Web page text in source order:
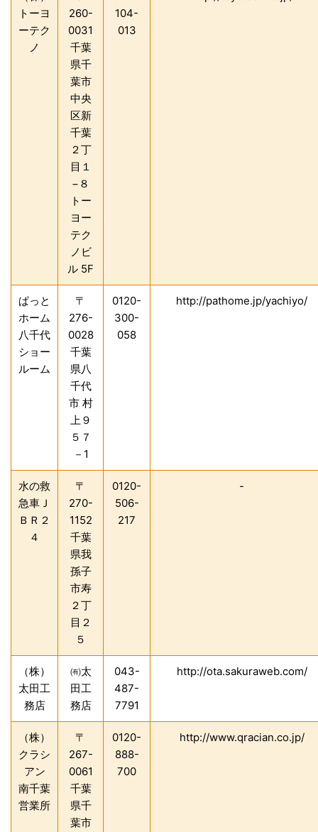
トーヨ
ーテク
ノ
260-
0031
千葉
県千
葉市
中央
区新
千葉
２丁
目１
−８
トー
ヨー
テク
ノビ
ル 5F
104-
013
ぱっと
ホーム
八千代
ショー
ルーム
〒
276-
0028
千葉
県八
千代
市 村
上９
５７
－1
0120-
300-
058
http://pathome.jp/yachiyo/
水の救
急車Ｊ
ＢＲ２
４
〒
270-
1152
千葉
県我
孫子
市寿
２丁
目２
５
0120-
506-
217
-
（株）
太田工
務店
㈲太
田工
務店
043-
487-
7791
http://ota.sakuraweb.com/
（株）
クラシ
アン
南千葉
営業所
〒
267-
0061
千葉
県千
葉市
0120-
888-
700
http://www.qracian.co.jp/